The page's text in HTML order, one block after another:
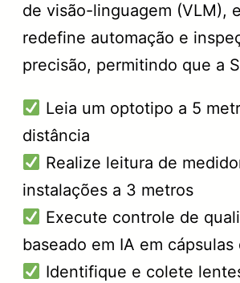
de visão-linguagem (VLM),
redefine automação e
precisão, permitindo que a
Leia um optotipo a 5
distância
Realize leitura de
instalações a 3 metros
Execute controle de
baseado em IA em cápsulas
Identifique e colete